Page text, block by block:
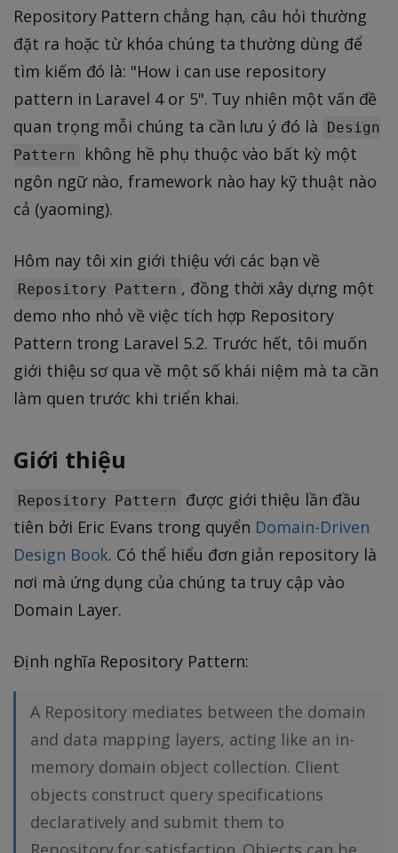
Repository Pattern chẳng hạn, câu hỏi thường
đặt ra hoặc từ khóa chúng ta thường dùng để
tìm kiếm đó là: "How i can use repository
pattern in Laravel 4 or 5". Tuy nhiên một vấn đề
quan trọng mỗi chúng ta cần lưu ý đó là
Design
Pattern
không hề phụ thuộc vào bất kỳ một
ngôn ngữ nào, framework nào hay kỹ thuật nào
cả (yaoming).
Hôm nay tôi xin giới thiệu với các bạn về
Repository Pattern , đồng thời xây dựng một
demo nho nhỏ về việc tích hợp Repository
Pattern trong Laravel 5.2. Trước hết, tôi muốn
giới thiệu sơ qua về một số khái niệm mà ta cần
làm quen trước khi triển khai.
Giới thiệu
Repository Pattern
được giới thiệu lần đầu
tiên bởi Eric Evans trong quyển Domain-Driven
Design Book. Có thể hiểu đơn giản repository là
nơi mà ứng dụng của chúng ta truy cập vào
Domain Layer.
Định nghĩa Repository Pattern:
A Repository mediates between the domain
and data mapping layers, acting like an in-
memory domain object collection. Client
objects construct query specifications
declaratively and submit them to